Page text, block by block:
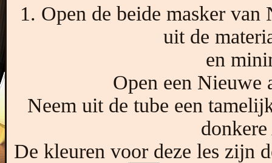
1. Open de beide masker
uit de
en
Open een Nieuwe
Neem uit de tube een
De kleuren voor deze les zijn